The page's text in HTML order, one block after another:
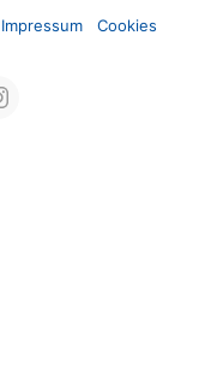
Impressum Cookies